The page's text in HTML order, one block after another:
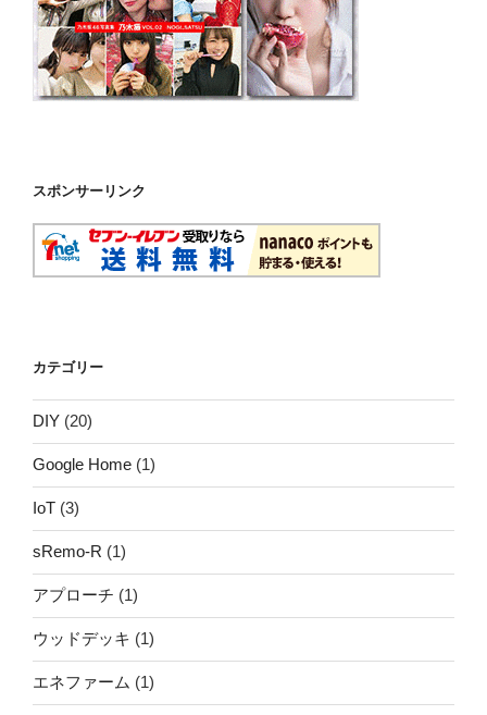
スポンサーリンク
カテゴリー
DIY (20)
Google Home (1)
IoT (3)
sRemo-R (1)
アプローチ (1)
ウッドデッキ (1)
エネファーム (1)